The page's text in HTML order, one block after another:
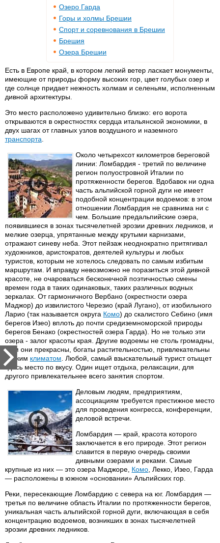
Озеро Гарда
Горы и холмы Брешии
Спорт и соревнования в Брешии
Брешия
Озера Брешии
Есть в Европе край, в котором легкий ветер ласкает монументы,
имеющие от природы форму высоких гор, цвет голубых озер и
где солнце придает нежность холмам и селеньям, исполненным
дивной архитектуры.
Это место расположено удивительно близко: его ворота
открываются в окрестностях сердца итальянской экономики, в
двух шагах от главных узлов воздушного и наземного
транспорта
Около четырехсот километров береговой
линии: Ломбардия - третий по величине
регион полуостровной Италии по
протяженности берегов. Вдобавок ни одна
часть альпийской горной дуги не имеет
подобной концентрации водоемов: в этом
отношении Ломбардия не сравнима ни с
чем. Большие предальпийские озера,
появившиеся в зонах тысячелетней эрозии древних ледников, и
мелкие озерца, упрятанные между крутыми карнизами,
отражают синеву неба. Этот пейзаж неоднократно притягивал
художников, аристократов, деятелей культуры и любых
туристов, которым не хотелось следовать по самым избитым
маршрутам. И вправду невозможно не поразиться этой дивной
красоте, не очароваться бесконечной поэтичностью смены
времен года в таких одинаковых, таких различных водных
зеркалах. От гармоничного Вербано (окрестности озера
Маджор) до извилистого Черезио (край Лугано), от изобильного
Ларио (так называется округа Комо) до скалистого Себино (имя
берегов Изео) вплоть до почти средиземноморской природы
берегов Бенако (окрестностей озера Гарда). Но не только эти
озера - залог красоты края. Другие водоемы не столь громадны,
но и они прекрасны, богаты растительностью, привлекательны
мягким климатом . Любой, самый взыскательный турист отыщет
здесь место по вкусу. Один ищет отдыха, релаксации, для
другого привлекательнее всего занятия спортом.
Деловым людям, предприятиям,
ассоциациям требуется престижное место
для проведения конгресса, конференции,
деловой встречи.
Ломбардия — край, красота которого
заключается в его природе. Этот регион
славится в первую очередь своими
дивными озерами и реками. Самые
крупные из них — это озера Маджоре, Комо , Лекко, Изео, Гарда
— расположены в южном «основании» Альпийских гор.
Реки, пересекающие Ломбардию с севера на юг. Ломбардия —
третья по величине область Италии по протяженности берегов,
уникальная часть альпийской горной дуги, включающая в себя
концентрацию водоемов, возникших в зонах тысячелетней
эрозии древних ледников.